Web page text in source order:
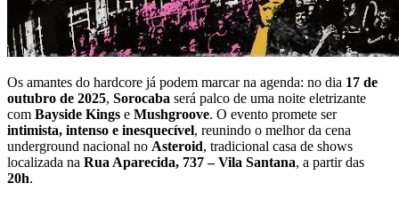
Os amantes do hardcore já podem marcar na agenda: no dia 17 de
outubro de 2025, Sorocaba será palco de uma noite eletrizante
com Bayside Kings e Mushgroove. O evento promete ser
intimista, intenso e inesquecível, reunindo o melhor da cena
underground nacional no Asteroid, tradicional casa de shows
localizada na Rua Aparecida, 737 – Vila Santana, a partir das
20h.